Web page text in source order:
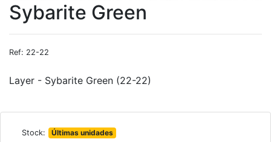
Sybarite Green
Ref: 22-22
Layer - Sybarite Green (22-22)
Stock: Últimas unidades